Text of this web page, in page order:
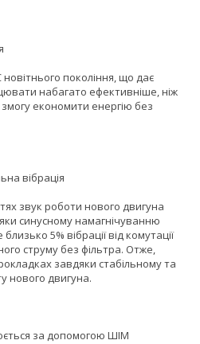
новітнього покоління, що дає
набагато ефективніше, ніж
економити енергію без
вібрація
звук роботи нового двигуна
синусному намагнічуванню
5% вібрації від комутації
струму без фільтра. Отже,
завдяки стабільному та
нового двигуна.
за допомогою ШІМ